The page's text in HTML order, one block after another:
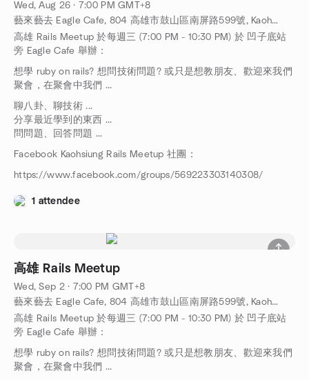
Wed, Aug 26 · 7:00 PM GMT+8
藝來藝去 Eagle Cafe, 804 高雄市鼓山區南屏路599號, Kaohsiung, TW
高雄 Rails Meetup 於每週三 (7:00 PM - 10:30 PM) 於 凹子底站
旁 Eagle Cafe 舉辦：
想學 ruby on rails? 想問技術問題? 或只是想教朋友、歡迎來我們
聚會，在聚會中我們 ...
聊八卦、聊技術 ...
分享最近學到的東西 ...
問問題、回答問題 ...
Facebook Kaohsiung Rails Meetup 社團：
https://www.facebook.com/groups/569223303140308/
1 attendee
高雄 Rails Meetup
Wed, Sep 2 · 7:00 PM GMT+8
藝來藝去 Eagle Cafe, 804 高雄市鼓山區南屏路599號, Kaohsiung, TW
高雄 Rails Meetup 於每週三 (7:00 PM - 10:30 PM) 於 凹子底站
旁 Eagle Cafe 舉辦：
想學 ruby on rails? 想問技術問題? 或只是想教朋友、歡迎來我們
聚會，在聚會中我們 ...